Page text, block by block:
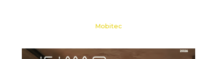
Mobitec